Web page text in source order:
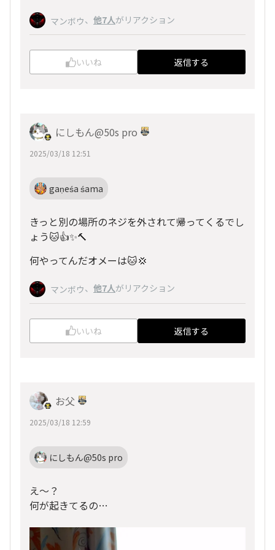
マンボウ、 他7人がリアクション
いいね 返信する
にしもん@50s pro
2025/03/18 12:51
gaṇeśa śama
きっと別の場所のネジを外されて帰ってくるでし
ょう🐱👍✨🔨
何やってんだオメーは🐱💢
マンボウ、 他7人がリアクション
いいね 返信する
お父
2025/03/18 12:59
にしもん@50s pro
え〜？
何が起きてるの…